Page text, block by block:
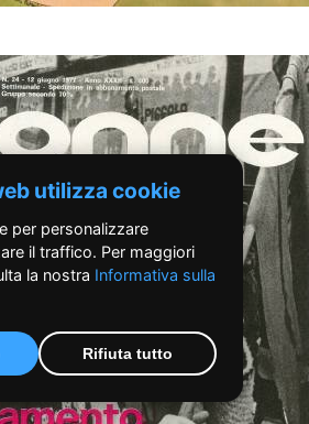
utilizza cookie
per personalizzare
il traffico. Per maggiori
la nostra Informativa sulla
Rifiuta tutto